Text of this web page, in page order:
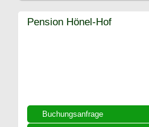
Buchungsanfrage
Pension Hönel-Hof